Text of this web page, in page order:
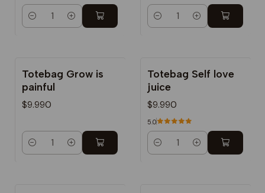
Cantidad Cantidad
Totebag Grow is
painful
$9.990
Cantidad
Totebag Self love
juice
$9.990
5.0
Cantidad